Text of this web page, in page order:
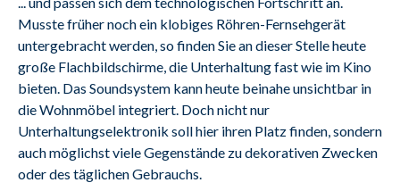
Musste früher noch ein klobiges Röhren-Fernsehgerät
untergebracht werden, so finden Sie an dieser Stelle heute
große Flachbildschirme, die Unterhaltung fast wie im Kino
bieten. Das Soundsystem kann heute beinahe unsichtbar in
die Wohnmöbel integriert. Doch nicht nur
Unterhaltungselektronik soll hier ihren Platz finden, sondern
auch möglichst viele Gegenstände zu dekorativen Zwecken
oder des täglichen Gebrauchs.